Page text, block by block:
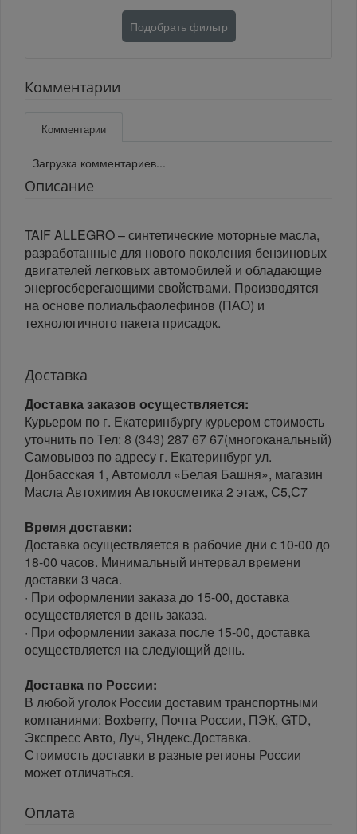
Подобрать фильтр
Комментарии
Комментарии
Загрузка комментариев...
Описание
TAIF ALLEGRO – синтетические моторные масла,
разработанные для нового поколения бензиновых
двигателей легковых автомобилей и обладающие
энергосберегающими свойствами. Производятся
на основе полиальфаолефинов (ПАО) и
технологичного пакета присадок.
Доставка
Доставка заказов осуществляется:
Курьером по г. Екатеринбургу курьером стоимость
уточнить по Тел: 8 (343) 287 67 67(многоканальный)
Самовывоз по адресу г. Екатеринбург ул.
Донбасская 1, Автомолл «Белая Башня», магазин
Масла Автохимия Автокосметика 2 этаж, С5,С7
Время доставки:
Доставка осуществляется в рабочие дни с 10-00 до
18-00 часов. Минимальный интервал времени
доставки 3 часа.
· При оформлении заказа до 15-00, доставка
осуществляется в день заказа.
· При оформлении заказа после 15-00, доставка
осуществляется на следующий день.
Доставка по России:
В любой уголок России доставим транспортными
компаниями: Boxberry, Почта России, ПЭК, GTD,
Экспресс Авто, Луч, Яндекс.Доставка.
Стоимость доставки в разные регионы России
может отличаться.
Оплата